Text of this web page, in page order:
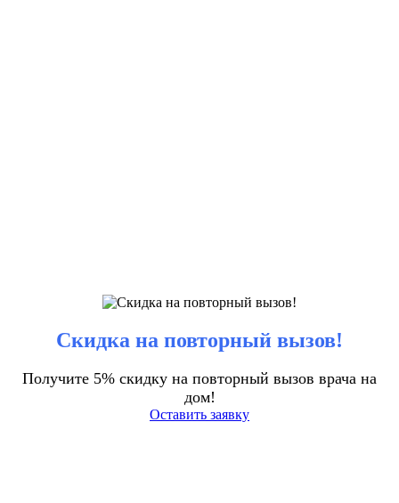
Скидка на повторный вызов!
Получите 5% скидку на повторный вызов врача на
дом!
Оставить заявку